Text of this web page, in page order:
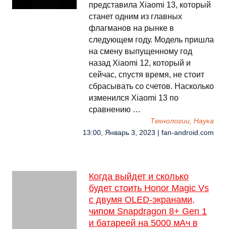
представила Xiaomi 13, который
станет одним из главных
флагманов на рынке в
следующем году. Модель пришла
на смену выпущенному год
назад Xiaomi 12, который и
сейчас, спустя время, не стоит
сбрасывать со счетов. Насколько
изменился Xiaomi 13 по
сравнению …
Технологии, Наука
13:00, Январь 3, 2023 | fan-android.com
Когда выйдет и сколько
будет стоить Honor Magic Vs
с двумя OLED-экранами,
чипом Snapdragon 8+ Gen 1
и батареей на 5000 мАч в